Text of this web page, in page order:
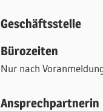
Geschäftsstelle
Bürozeiten
Nur nach
Ansprechpartnerin